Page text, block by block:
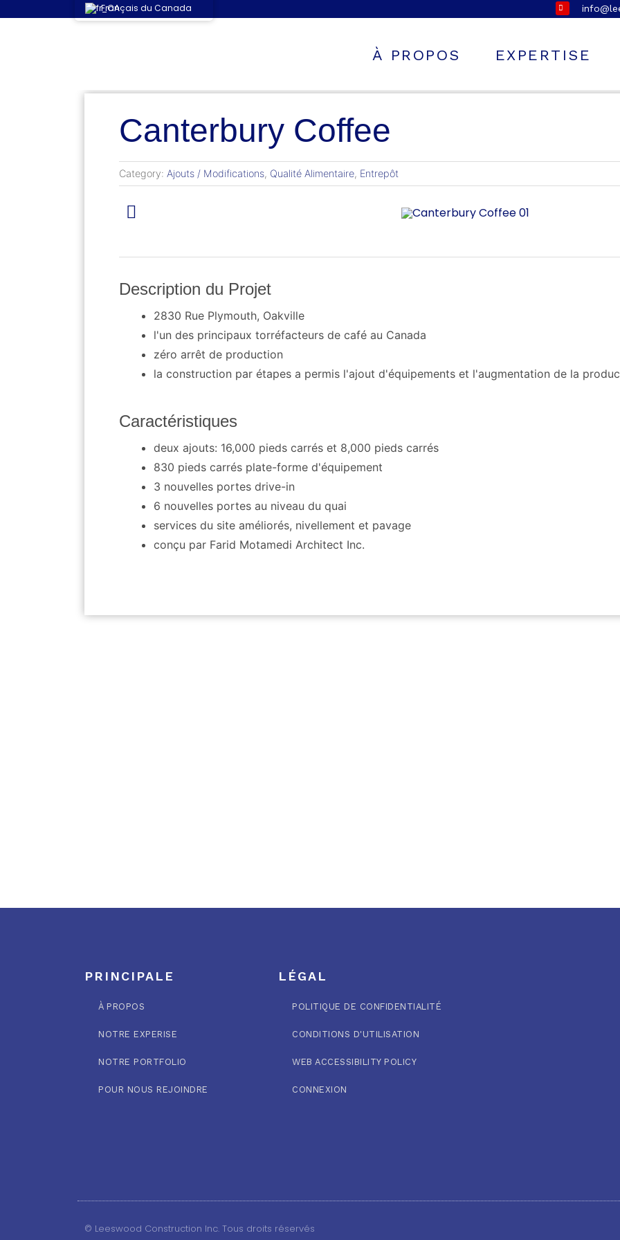
À PROPOS EXPERTISE
Canterbury Coffee
Category: Ajouts / Modifications, Qualité Alimentaire, Entrepôt
Description du Projet
2830 Rue Plymouth, Oakville
l'un des principaux torréfacteurs de café au Canada
zéro arrêt de production
la construction par étapes a permis l'ajout d'équipements et l'augmentation de la
Caractéristiques
deux ajouts: 16,000 pieds carrés et 8,000 pieds carrés
830 pieds carrés plate-forme d'équipement
3 nouvelles portes drive-in
6 nouvelles portes au niveau du quai
services du site améliorés, nivellement et pavage
conçu par Farid Motamedi Architect Inc.
PRINCIPALE
À PROPOS
NOTRE EXPERISE
NOTRE PORTFOLIO
POUR NOUS REJOINDRE
LÉGAL
POLITIQUE DE CONFIDENTIALITÉ
CONDITIONS D'UTILISATION
WEB ACCESSIBILITY POLICY
CONNEXION
© Leeswood Construction Inc. Tous droits réservés
Français du Canada